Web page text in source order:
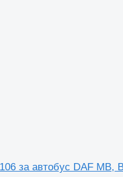
за автобус DAF MB,